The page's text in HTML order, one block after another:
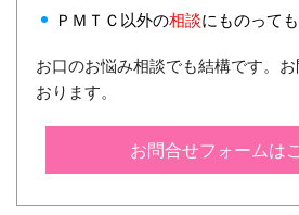
ＰＭＴＣ以外の相談にものって
お口のお悩み相談でも結構です。
おります。
お問合せフォームは